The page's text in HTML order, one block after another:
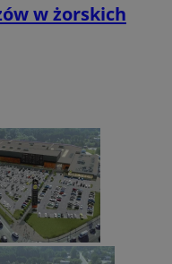
w żorskich